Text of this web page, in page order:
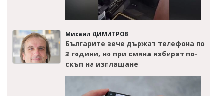
Михаил ДИМИТРОВ
Българите вече държат телефона по
3 години, но при смяна избират по-
скъп на изплащане